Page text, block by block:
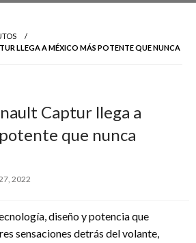
LLEGA A MÉXICO MÁS POTENTE QUE NUNCA
Captur llega a
que nunca
2022
diseño y potencia que
sensaciones detrás del volante,